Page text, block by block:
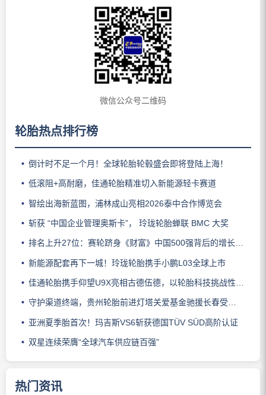
微信公众号二维码
轮胎热点排行榜
倒计时不足一个月！全球轮胎轮毂盛会即将登陆上海！
低滚阻+高耐磨，佳通轮胎精准切入新能源轻卡赛道
智绘出海新蓝图，浦林成山亮相2026泰中合作博览会
斩获 “中国企业管理奥斯卡”， 玲珑轮胎蝉联 BMC 大奖
排名上升27位：赛轮跻身《财富》中国500强背后的增长逻辑
新能源配套再下一城！玲珑轮胎携手小鹏L03全球上市
佳通轮胎携手仰望U9X亮相古德伍德，以轮胎科技挑战性能边界
守护渠道终端，贵州轮胎前进灯塔关爱基金驰援长春受灾门店
亚洲夏季胎首次！玛吉斯VS6斩获德国TÜV SÜD高阶认证
双星连续荣膺“全球汽车供应链百强”
热门资讯